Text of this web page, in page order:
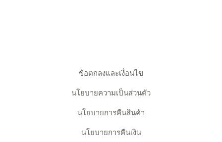
ข้อตกลงและเงื่อนไข
นโยบายความเป็นส่วนตัว
นโยบายการคืนสินค้า
นโยบายการคืนเงิน